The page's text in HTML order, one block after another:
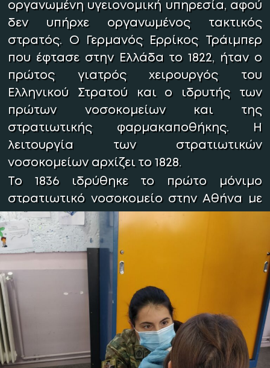
οργανωμένη υγειονομική υπηρεσία, αφού
δεν υπήρχε οργανωμένος τακτικός
στρατός. Ο Γερμανός Ερρίκος Τράιμπερ
που έφτασε στην Ελλάδα το 1822, ήταν ο
πρώτος γιατρός χειρουργός του
Ελληνικού Στρατού και ο ιδρυτής των
πρώτων νοσοκομείων και της
στρατιωτικής φαρμακαποθήκης. Η
λειτουργία των στρατιωτικών
νοσοκομείων αρχίζει το 1828.
Το 1836 ιδρύθηκε το πρώτο μόνιμο
στρατιωτικό νοσοκομείο στην Αθήνα με
την επωνυμία “Α’ Στρατιωτικό
Νοσοκομείο Αθηνών”.
Κατά τον Ελληνοτουρκικό πόλεμο του 1897
γεννήθηκε το Σώμα Αδελφών Νοσοκόμων
του Ελληνικού Στρατού.